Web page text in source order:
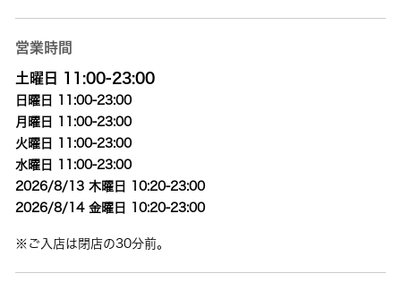
営業時間
土曜日 11:00-23:00
日曜日 11:00-23:00
月曜日 11:00-23:00
火曜日 11:00-23:00
水曜日 11:00-23:00
2026/8/13 木曜日 10:20-23:00
2026/8/14 金曜日 10:20-23:00
※ご入店は閉店の30分前。